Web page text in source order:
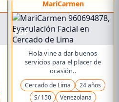
MariCarmen
TOP
Hola vine a dar buenos
servicios para el placer de
ocasión..
Cercado de Lima
24 años
S/ 150
Venezolana